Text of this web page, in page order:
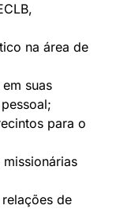
na área de
suas
para o
de